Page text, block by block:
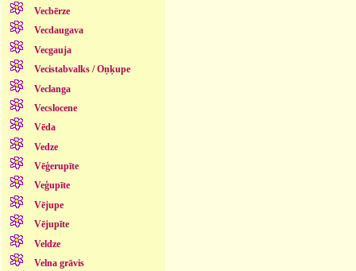
Vecbērze
Vecdaugava
Vecgauja
Vecistabvalks / Oņķupe
Veclanga
Vecslocene
Vēda
Vedze
Vēģerupīte
Veģupīte
Vējupe
Vējupīte
Veldze
Velna grāvis